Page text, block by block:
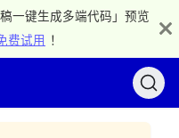
一键生成多端代码」预览
费试用 ！